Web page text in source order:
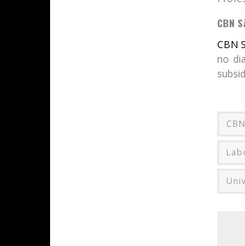
CBN
CBN
no
CBN